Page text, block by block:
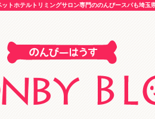
トホテルトリミングサロン専門ののんびースパも埼